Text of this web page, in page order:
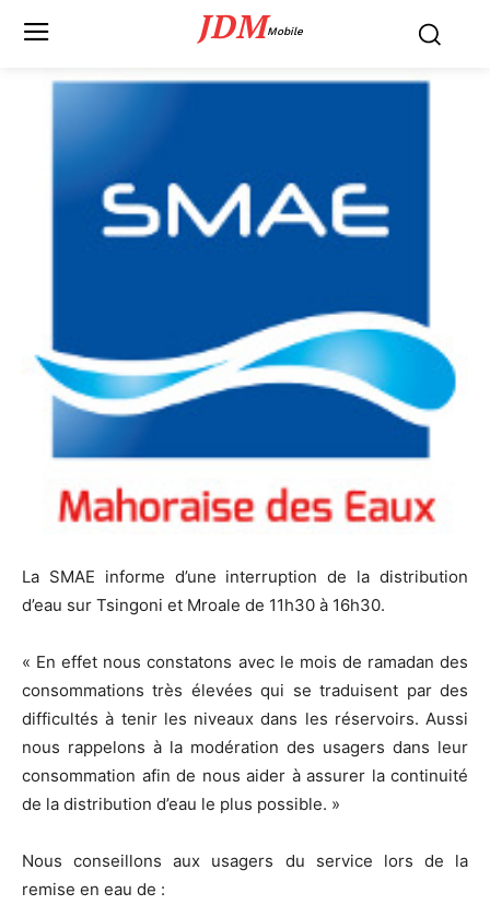
JDMMobile
La SMAE informe d’une interruption de la distribution
d’eau sur Tsingoni et Mroale de 11h30 à 16h30.
« En effet nous constatons avec le mois de ramadan des
consommations très élevées qui se traduisent par des
difficultés à tenir les niveaux dans les réservoirs. Aussi
nous rappelons à la modération des usagers dans leur
consommation afin de nous aider à assurer la continuité
de la distribution d’eau le plus possible. »
Nous conseillons aux usagers du service lors de la
remise en eau de :